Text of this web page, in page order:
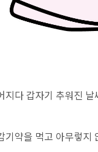
다 갑자기 추워진
약을 먹고 아무렇지